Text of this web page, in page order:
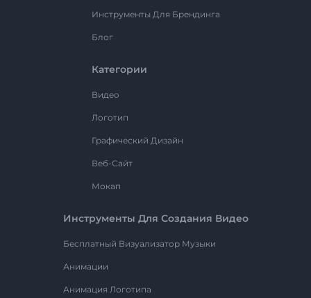
Инструменты Для Брендинга
Блог
Категории
Видео
Логотип
Графический Дизайн
Веб-Сайт
Мокап
Инструменты Для Создания Видео
Бесплатный Визуализатор Музыки
Анимации
Анимация Логотипа